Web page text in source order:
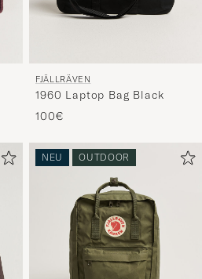
FJÄLLRÄVEN
1960 Laptop Bag Black
100€
NEU OUTDOOR